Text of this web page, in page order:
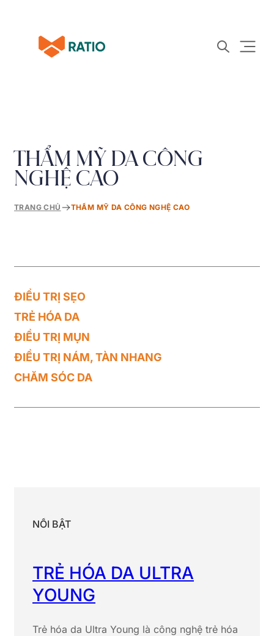
THẨM MỸ DA CÔNG
NGHỆ CAO
TRANG CHỦ
THẨM MỸ DA CÔNG NGHỆ CAO
CHĂM SÓC DA
ĐIỀU TRỊ MỤN
ĐIỀU TRỊ NÁM, TÀN NHANG
ĐIỀU TRỊ SẸO
TRẺ HÓA DA
NỔI BẬT
TRẺ HÓA DA ULTRA
YOUNG
Trẻ hóa da Ultra Young là công nghệ trẻ hóa